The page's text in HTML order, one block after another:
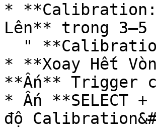
*
Lên** trong
* **Xoay Hết
**Ấn** Trigger
* Ấn **SELECT
độ